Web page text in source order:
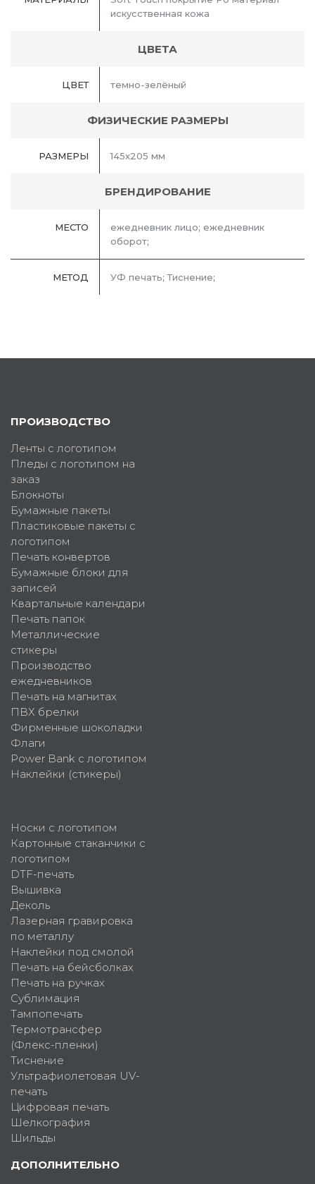
искусственная кожа
ЦВЕТА
ЦВЕТ темно-зелёный
ФИЗИЧЕСКИЕ РАЗМЕРЫ
РАЗМЕРЫ 145х205 мм
БРЕНДИРОВАНИЕ
МЕСТО
ежедневник лицо; ежедневник
оборот;
МЕТОД УФ печать; Тиснение;
ПРОИЗВОДСТВО
Ленты с логотипом
Пледы с логотипом на
заказ
Блокноты
Бумажные пакеты
Пластиковые пакеты с
логотипом
Печать конвертов
Бумажные блоки для
записей
Квартальные календари
Печать папок
Металлические
стикеры
Производство
ежедневников
Печать на магнитах
ПВХ брелки
Фирменные шоколадки
Флаги
Power Bank с логотипом
Наклейки (стикеры)
Носки с логотипом
Картонные стаканчики с
логотипом
DTF-печать
Вышивка
Деколь
Лазерная гравировка
по металлу
Наклейки под смолой
Печать на бейсболках
Печать на ручках
Сублимация
Тампопечать
Термотрансфер
(Флекс-пленки)
Тиснение
Ультрафиолетовая UV-
печать
Цифровая печать
Шелкография
Шильды
ДОПОЛНИТЕЛЬНО